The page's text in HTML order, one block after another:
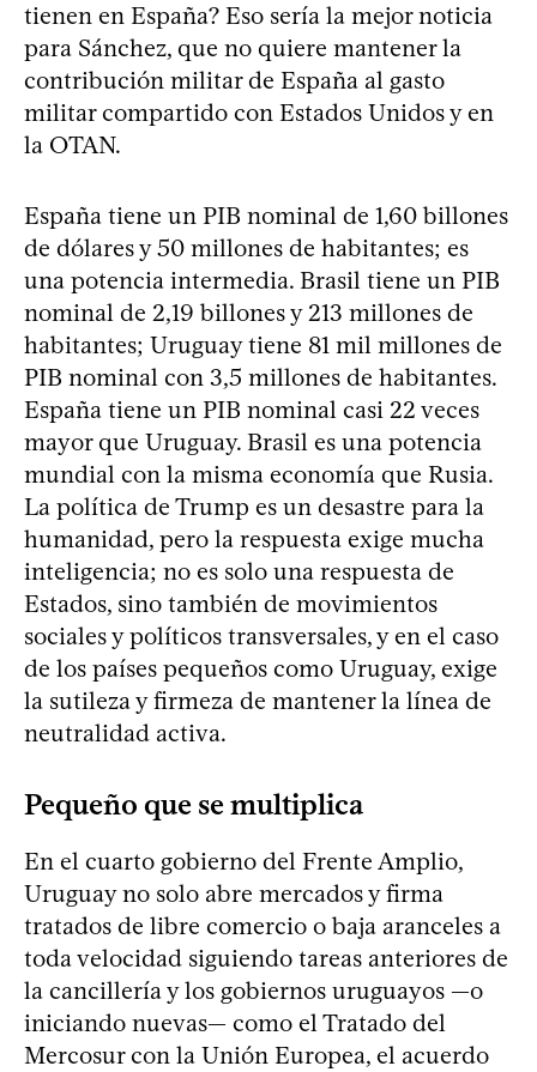
tienen en España? Eso sería la mejor noticia
para Sánchez, que no quiere mantener la
contribución militar de España al gasto
militar compartido con Estados Unidos y en
la OTAN.
España tiene un PIB nominal de 1,60 billones
de dólares y 50 millones de habitantes; es
una potencia intermedia. Brasil tiene un PIB
nominal de 2,19 billones y 213 millones de
habitantes; Uruguay tiene 81 mil millones de
PIB nominal con 3,5 millones de habitantes.
España tiene un PIB nominal casi 22 veces
mayor que Uruguay. Brasil es una potencia
mundial con la misma economía que Rusia.
La política de Trump es un desastre para la
humanidad, pero la respuesta exige mucha
inteligencia; no es solo una respuesta de
Estados, sino también de movimientos
sociales y políticos transversales, y en el caso
de los países pequeños como Uruguay, exige
la sutileza y firmeza de mantener la línea de
neutralidad activa.
Pequeño que se multiplica
En el cuarto gobierno del Frente Amplio,
Uruguay no solo abre mercados y firma
tratados de libre comercio o baja aranceles a
toda velocidad siguiendo tareas anteriores de
la cancillería y los gobiernos uruguayos —o
iniciando nuevas— como el Tratado del
Mercosur con la Unión Europea, el acuerdo